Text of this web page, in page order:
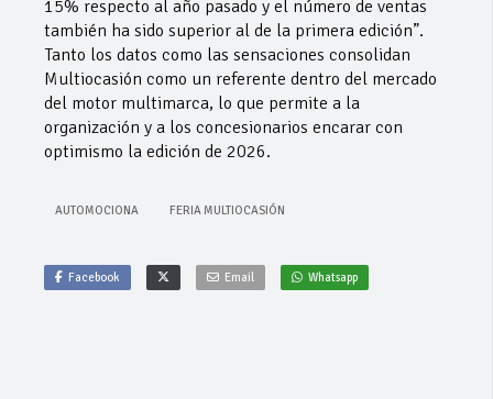
15% respecto al año pasado y el número de ventas
también ha sido superior al de la primera edición”.
Tanto los datos como las sensaciones consolidan
Multiocasión como un referente dentro del mercado
del motor multimarca, lo que permite a la
organización y a los concesionarios encarar con
optimismo la edición de 2026.
AUTOMOCIONA FERIA MULTIOCASIÓN
Facebook Email Whatsapp